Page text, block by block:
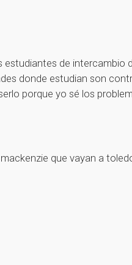
de intercambio
donde estudian son
porque yo sé los
que vayan a